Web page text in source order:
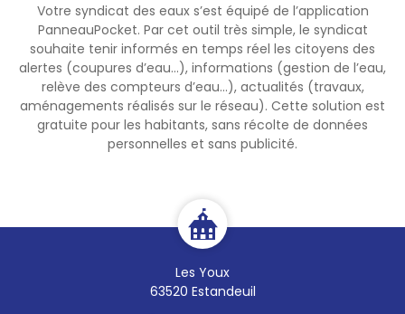
Votre syndicat des eaux s’est équipé de l’application
PanneauPocket. Par cet outil très simple, le syndicat
souhaite tenir informés en temps réel les citoyens des
alertes (coupures d’eau...), informations (gestion de l’eau,
relève des compteurs d’eau...), actualités (travaux,
aménagements réalisés sur le réseau). Cette solution est
gratuite pour les habitants, sans récolte de données
personnelles et sans publicité.
Les Youx
63520 Estandeuil